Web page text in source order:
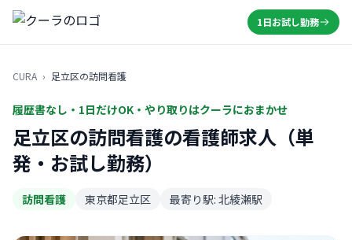
1日お試し勤務
CURA › 足立区の訪問看護
履歴書なし・1日だけOK・やり取りはクーラにおまかせ
足立区の訪問看護の看護師求人（単
発・お試し勤務）
訪問看護 東京都足立区 最寄り駅: 北綾瀬駅